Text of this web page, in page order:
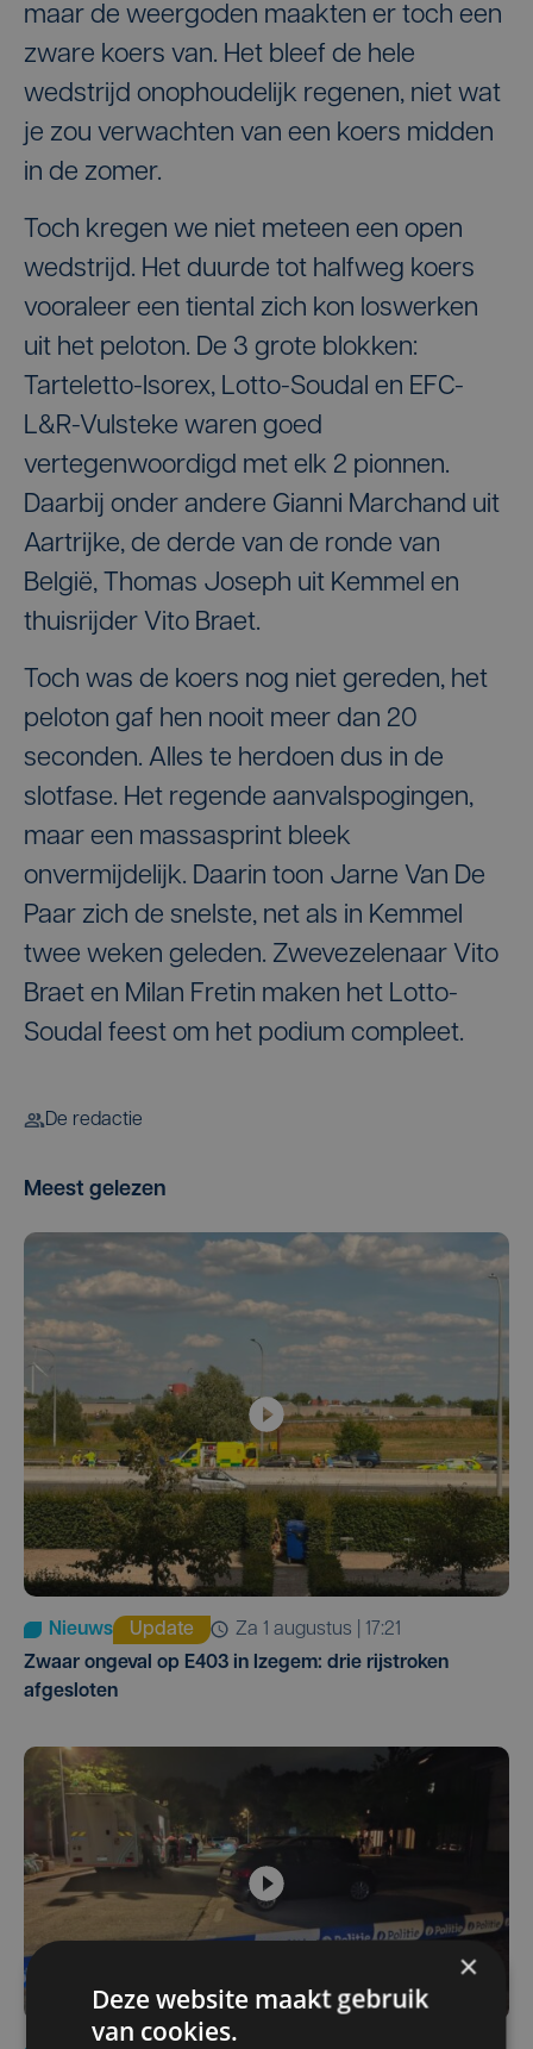
maar de weergoden maakten er toch een
zware koers van. Het bleef de hele
wedstrijd onophoudelijk regenen, niet wat
je zou verwachten van een koers midden
in de zomer.
Toch kregen we niet meteen een open
wedstrijd. Het duurde tot halfweg koers
vooraleer een tiental zich kon loswerken
uit het peloton. De 3 grote blokken:
Tarteletto-Isorex, Lotto-Soudal en EFC-
L&R-Vulsteke waren goed
vertegenwoordigd met elk 2 pionnen.
Daarbij onder andere Gianni Marchand uit
Aartrijke, de derde van de ronde van
België, Thomas Joseph uit Kemmel en
thuisrijder Vito Braet.
Toch was de koers nog niet gereden, het
peloton gaf hen nooit meer dan 20
seconden. Alles te herdoen dus in de
slotfase. Het regende aanvalspogingen,
maar een massasprint bleek
onvermijdelijk. Daarin toon Jarne Van De
Paar zich de snelste, net als in Kemmel
twee weken geleden. Zwevezelenaar Vito
Braet en Milan Fretin maken het Lotto-
Soudal feest om het podium compleet.
De redactie
Meest gelezen
Nieuws Update
za 1 augustus | 17:21
Zwaar ongeval op E403 in Izegem: drie rijstroken
afgesloten
×
Deze website maakt gebruik
van cookies.